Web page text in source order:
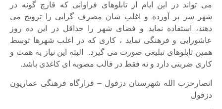
می تواند در این ایام از تابلوهای فراوانی که قارچ گونه در
شهر سر بر آورده و اغلب شان مصرف گرایی را ترویج می
دهند، استفاده نماید و فضای شهر را حداقل در این ده روز
عاشورایی و فرهنگی نماید ، کاری که در اغلب شهرها توسط
همین تابلوهای تبلیغی صورت می گیرد. البته این نیاز به همت و
کاری ضربتی دارد و نه فقط در قالب مصوبه ای کاغذی باشد.
انصارحزب الله شهرستان دزفول – قرارگاه فرهنگی عماریون
دزفول